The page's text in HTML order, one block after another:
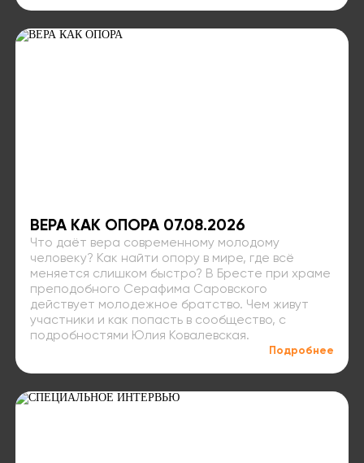
ВЕРА КАК ОПОРА 07.08.2026
Что даёт вера современному молодому
человеку? Как найти опору в мире, где всё
меняется слишком быстро? В Бресте при храме
преподобного Серафима Саровского
действует молодежное братство. Чем живут
участники и как попасть в сообщество, с
подробностями Юлия Ковалевская.
Подробнее